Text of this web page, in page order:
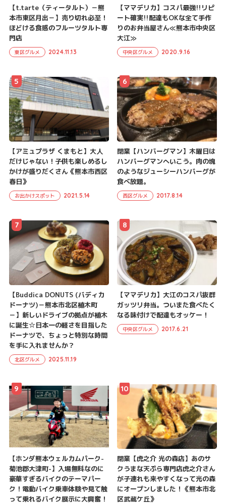
【t.tarte（ティータルト）－熊
本市東区月出－】売り切れ必至！
ほどける食感のフルーツタルト専
門店
東区グルメ 2024.11.13
【ママデリカ】コスパ最強!!リピ
ート確実!!配達もOKな全て手作
りのお弁当屋さん≪熊本市中央区
大江≫
中央区グルメ 2020.9.16
【アミュプラザ くまもと】大人
だけじゃない！子供も楽しめるし
かけが盛りだくさん《熊本市西区
春日》
お出かけスポット 2021.5.14
5
閉業【ハンバーグマン】木曜日は
ハンバーグマンへいこう。肉の塊
のようなジューシーハンバーグが
食べ放題。
西区グルメ 2017.8.14
6
【Buddica DONUTS (バディカ
ドーナツ)－熊本市北区植木町
－】新しいドライブの拠点が植木
に誕生☆日本一の軽さを目指した
ドーナツで、ちょっと特別な時間
を手に入れませんか？
北区グルメ 2025.11.19
7
【ママデリカ】大江のコスパ抜群
ガッツリ弁当。ついまた食べたく
なる味付けで配達もオッケー！
中央区グルメ 2017.6.21
8
【ホンダ熊本ウェルカムパーク-
菊池郡大津町-】入場無料なのに
豪華すぎるバイクのテーマパー
ク！電動バイク乗車体験や見て触
って乗れるバイク展示に大興奮！
9
閉業【虎之介 光の森店】あのサ
クうまな天ぷら専門店虎之介さん
が子連れも来やすくなって光の森
にオープンしました！《熊本市北
区武蔵ケ丘》
10